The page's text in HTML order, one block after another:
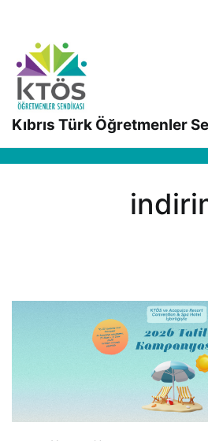
Kıbrıs Türk Öğretmenler